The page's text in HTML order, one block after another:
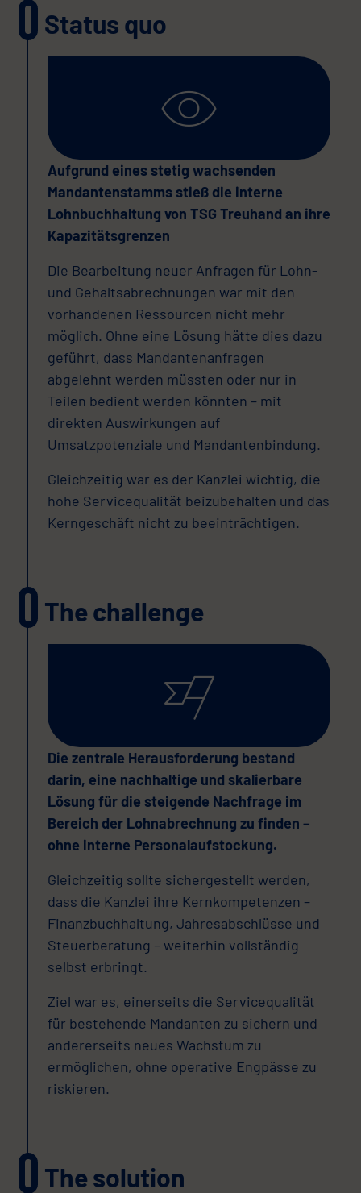
Status quo
Aufgrund eines stetig wachsenden
Mandantenstamms stieß die interne
Lohnbuchhaltung von TSG Treuhand an ihre
Kapazitätsgrenzen
Die Bearbeitung neuer Anfragen für Lohn-
und Gehaltsabrechnungen war mit den
vorhandenen Ressourcen nicht mehr
möglich. Ohne eine Lösung hätte dies dazu
geführt, dass Mandantenanfragen
abgelehnt werden müssten oder nur in
Teilen bedient werden könnten – mit
direkten Auswirkungen auf
Umsatzpotenziale und Mandantenbindung.
Gleichzeitig war es der Kanzlei wichtig, die
hohe Servicequalität beizubehalten und das
Kerngeschäft nicht zu beeinträchtigen.
The challenge
Die zentrale Herausforderung bestand
darin, eine nachhaltige und skalierbare
Lösung für die steigende Nachfrage im
Bereich der Lohnabrechnung zu finden –
ohne interne Personalaufstockung.
Gleichzeitig sollte sichergestellt werden,
dass die Kanzlei ihre Kernkompetenzen –
Finanzbuchhaltung, Jahresabschlüsse und
Steuerberatung – weiterhin vollständig
selbst erbringt.
Ziel war es, einerseits die Servicequalität
für bestehende Mandanten zu sichern und
andererseits neues Wachstum zu
ermöglichen, ohne operative Engpässe zu
riskieren.
The solution